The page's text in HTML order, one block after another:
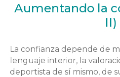
Aumentando la
II)
La confianza depende de
lenguaje interior, la
deportista de sí mismo, de